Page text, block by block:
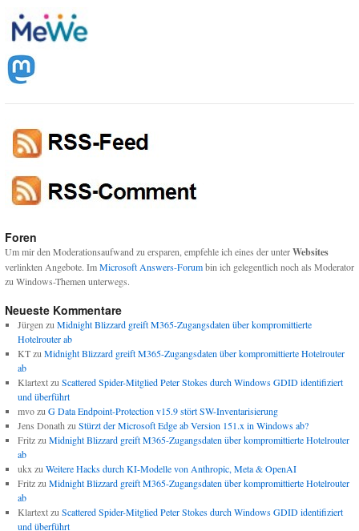
Foren
Um mir den Moderationsaufwand zu ersparen, empfehle ich eines der unterWebsites
verlinkten Angebote. ImMicrosoft Answers-Forumbin ich gelegentlich noch als Moderator
zu Windows-Themen unterwegs.
Neueste Kommentare
Jürgen zu Midnight Blizzard greift M365-Zugangsdaten über kompromittierte
Hotelrouter ab
KTzu Midnight Blizzard greift M365-Zugangsdaten über kompromittierte Hotelrouter
ab
Klartextzu Scattered Spider-Mitglied Peter Stokes durch Windows GDID identifiziert
und überführt
mvozu G Data Endpoint-Protection v15.9 stört SW-Inventarisierung
Jens Donath zu Stürzt der Microsoft Edge ab Version 151.x in Windows ab?
Fritzzu Midnight Blizzard greift M365-Zugangsdaten über kompromittierte Hotelrouter
ab
ukx zu Weitere Hacks durch KI-Modelle von Anthropic, Meta & OpenAI
Fritzzu Midnight Blizzard greift M365-Zugangsdaten über kompromittierte Hotelrouter
ab
Klartextzu Scattered Spider-Mitglied Peter Stokes durch Windows GDID identifiziert
und überführt